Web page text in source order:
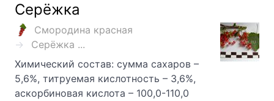
Серёжка
Смородина красная
Серёжка ...
Химический состав: сумма сахаров –
5,6%, титруемая кислотность – 3,6%,
аскорбиновая кислота – 100,0-110,0